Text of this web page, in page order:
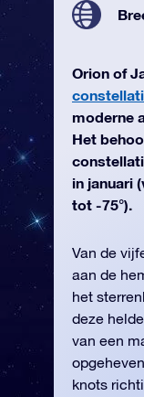
Orion of
moderne
Het
in januari
tot -75°).
Van de
aan de
het
deze
van een
knots